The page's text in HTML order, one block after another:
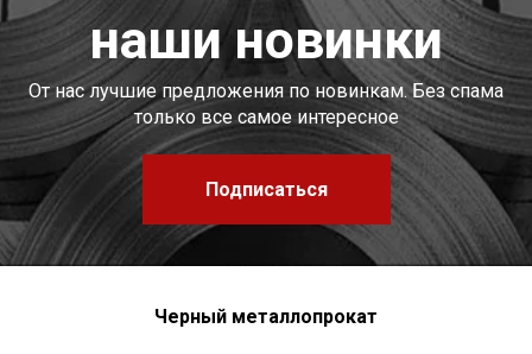
наши новинки
От нас лучшие предложения по новинкам. Без спама
только все самое интересное
Подписаться
Черный металлопрокат